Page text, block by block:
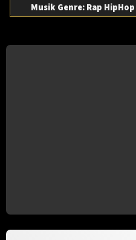
Musik Genre: Rap HipHop